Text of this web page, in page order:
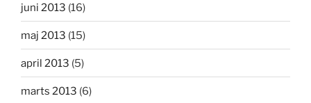
juni 2013 (16)
maj 2013 (15)
april 2013 (5)
marts 2013 (6)